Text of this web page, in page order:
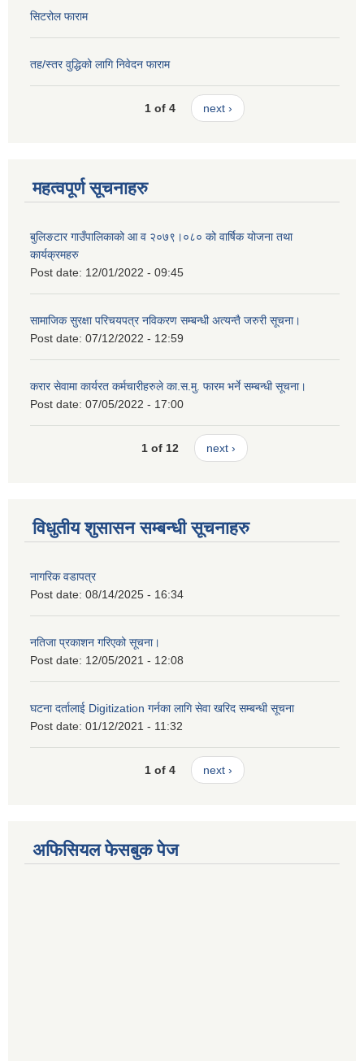
सिटरोल फाराम
तह/स्तर वुद्धिको लागि निवेदन फाराम
1 of 4 next ›
महत्वपूर्ण सूचनाहरु
बुलिङटार गाउँपालिकाको आ व २०७९।०८० को वार्षिक योजना तथा
कार्यक्रमहरु
Post date: 12/01/2022 - 09:45
सामाजिक सुरक्षा परिचयपत्र नविकरण सम्बन्धी अत्यन्तै जरुरी सूचना।
Post date: 07/12/2022 - 12:59
करार सेवामा कार्यरत कर्मचारीहरुले का.स.मु. फारम भर्ने सम्बन्धी सूचना।
Post date: 07/05/2022 - 17:00
1 of 12 next ›
विधुतीय शुसासन सम्बन्धी सूचनाहरु
नागरिक वडापत्र
Post date: 08/14/2025 - 16:34
नतिजा प्रकाशन गरिएको सूचना।
Post date: 12/05/2021 - 12:08
घटना दर्तालाई Digitization गर्नका लागि सेवा खरिद सम्बन्धी सूचना
Post date: 01/12/2021 - 11:32
1 of 4 next ›
अफिसियल फेसबुक पेज